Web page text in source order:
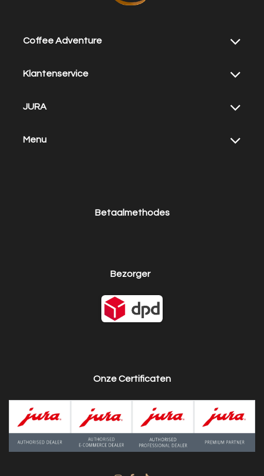
Coffee Adventure
Klantenservice
JURA
Menu
Onze Certificaten
Betaalmethodes
Bezorger